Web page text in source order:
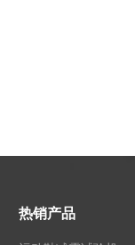
热销产品